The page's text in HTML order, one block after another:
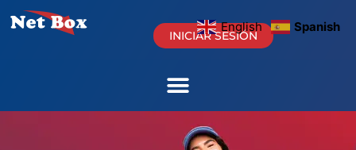
INICIAR SESIÓN
English Spanish